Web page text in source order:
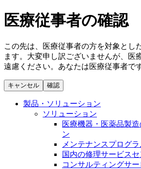
創傷ケア
血管内塞栓術
製品・診療領域
身体の中で最も大きい関節であ
を支える、その機能や特徴とは
には、どのような治療の選択肢が
採用情報
ビー・ブラウンエースクラッﾌﾟ
取材・撮影のお申込み
ニュースリリース
医療従事者さま向け
会社
ニューススペース
医療従事者の確認
この先は、医療従事者の方を対象とし
ます。大変申し訳ございませんが、医
遠慮ください。あなたは医療従事者で
キャンセル 確認
製品・ソリューション
ソリューション
医療機器・医薬品製
ン
メンテナンスプログラ
国内の修理サービス
コンサルティングサー